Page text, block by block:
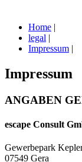
Home |
legal |
Impressum |
Impressum
ANGABEN
escape Consult
Gewerbepark
07549 Gera